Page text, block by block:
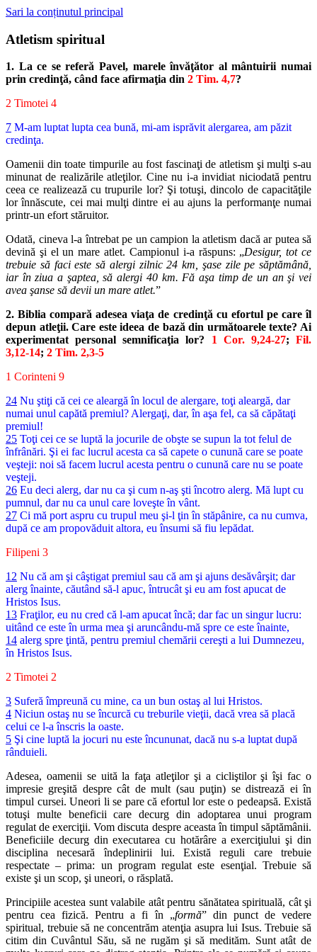
Sari la conținutul principal
Atletism spiritual
1. La ce se referă Pavel, marele învăţător al mântuirii numai
prin credinţă, când face afirmaţia din 2 Tim. 4,7?
2 Timotei 4
7 M-am luptat lupta cea bună, mi-am isprăvit alergarea, am păzit
credinţa.
Oamenii din toate timpurile au fost fascinaţi de atletism şi mulţi s-au
minunat de realizările atleţilor. Cine nu i-a invidiat niciodată pentru
ceea ce realizează cu trupurile lor? Şi totuşi, dincolo de capacităţile
lor înnăscute, cei mai mulţi dintre ei au ajuns la performanţe numai
printr-un efort stăruitor.
Odată, cineva l-a întrebat pe un campion la atletism dacă ar putea să
devină şi el un mare atlet. Campionul i-a răspuns: „Desigur, tot ce
trebuie să faci este să alergi zilnic 24 km, şase zile pe săptămână,
iar în ziua a şaptea, să alergi 40 km. Fă aşa timp de un an şi vei
avea şanse să devii un mare atlet.”
2. Biblia compară adesea viaţa de credinţă cu efortul pe care îl
depun atleţii. Care este ideea de bază din următoarele texte? Ai
experimentat personal semnificaţia lor? 1 Cor. 9,24-27;Fil.
3,12-14; 2 Tim. 2,3-5
1 Corinteni 9
24 Nu ştiţi că cei ce aleargă în locul de alergare, toţi aleargă, dar
numai unul capătă premiul? Alergaţi, dar, în aşa fel, ca să căpătaţi
premiul!
25 Toţi cei ce se luptă la jocurile de obşte se supun la tot felul de
înfrânări. Şi ei fac lucrul acesta ca să capete o cunună care se poate
veşteji: noi să facem lucrul acesta pentru o cunună care nu se poate
veşteji.
26 Eu deci alerg, dar nu ca şi cum n-aş şti încotro alerg. Mă lupt cu
pumnul, dar nu ca unul care loveşte în vânt.
27 Ci mă port aspru cu trupul meu şi-l ţin în stăpânire, ca nu cumva,
după ce am propovăduit altora, eu însumi să fiu lepădat.
Filipeni 3
12 Nu că am şi câştigat premiul sau că am şi ajuns desăvârşit; dar
alerg înainte, căutând să-l apuc, întrucât şi eu am fost apucat de
Hristos Isus.
13 Fraţilor, eu nu cred că l-am apucat încă; dar fac un singur lucru:
uitând ce este în urma mea şi aruncându-mă spre ce este înainte,
14 alerg spre ţintă, pentru premiul chemării cereşti a lui Dumnezeu,
în Hristos Isus.
2 Timotei 2
3 Suferă împreună cu mine, ca un bun ostaş al lui Hristos.
4 Niciun ostaş nu se încurcă cu treburile vieţii, dacă vrea să placă
celui ce l-a înscris la oaste.
5 Şi cine luptă la jocuri nu este încununat, dacă nu s-a luptat după
rânduieli.
Adesea, oamenii se uită la faţa atleţilor şi a cicliştilor şi îşi fac o
impresie greşită despre cât de mult (sau puţin) se distrează ei în
timpul cursei. Uneori li se pare că efortul lor este o pedeapsă. Există
totuşi multe beneficii care decurg din adoptarea unui program
regulat de exerciţii. Vom discuta despre aceasta în timpul săptămânii.
Beneficiile decurg din executarea cu hotărâre a exerciţiului şi din
disciplina necesară îndeplinirii lui. Există reguli care trebuie
respectate – prima: un program regulat este esenţial. Trebuie să
existe şi un scop, şi uneori, o răsplată.
Principiile acestea sunt valabile atât pentru sănătatea spirituală, cât şi
pentru cea fizică. Pentru a fi în „formă” din punct de vedere
spiritual, trebuie să ne concentrăm atenţia asupra lui Isus. Trebuie să
citim din Cuvântul Său, să ne rugăm şi să medităm. Sunt atât de